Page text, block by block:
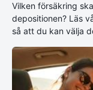
Vilken försäkring
depositionen? Läs
så att du kan välja